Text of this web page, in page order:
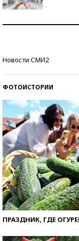
Новости СМИ2
ФОТОИСТОРИИ
ПРАЗДНИК, ГДЕ